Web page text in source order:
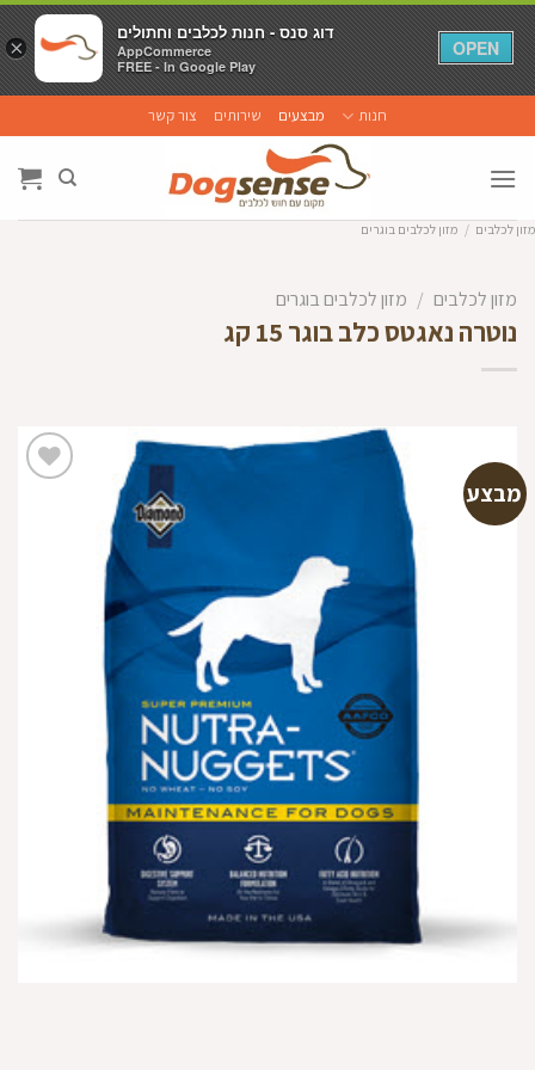
to
content
חנות מבצעים שירותים צור קשר
מזון לכלבים / מזון לכלבים בוגרים
מזון לכלבים / מזון לכלבים בוגרים
נוטרה נאגטס כלב בוגר 15 קג
מבצע
×
דוג סנס - חנות לכלבים וחתולים
AppCommerce
FREE - In Google Play
OPEN
×
דוג סנס - חנות לכלבים וחתולים
AppCommerce
FREE - In Google Play
OPEN